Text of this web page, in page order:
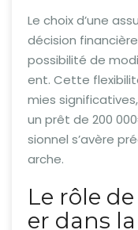
Le choix d’une
décision
possibilité de
ent. Cette
mies
un prêt de 200
sionnel s’avère
arche.
Le rôle
er dans